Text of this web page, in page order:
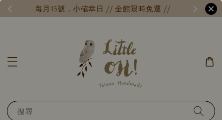
每月15號，小確幸日 // 全館限時免運 //
搜尋